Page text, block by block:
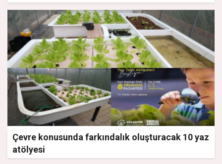
Çevre konusunda farkındalık oluşturacak 10 yaz
atölyesi